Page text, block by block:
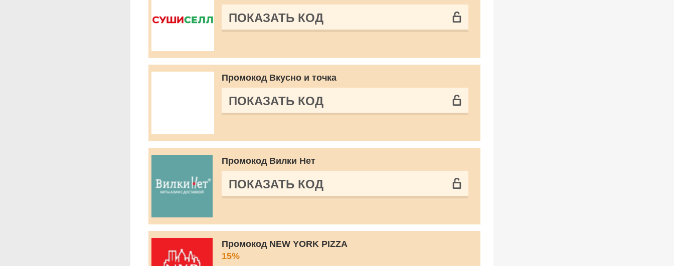
ПОКАЗАТЬ КОД
Промокод Вкусно и точка
ПОКАЗАТЬ КОД
Промокод Вилки Нет
ПОКАЗАТЬ КОД
Промокод NEW YORK PIZZA
15%